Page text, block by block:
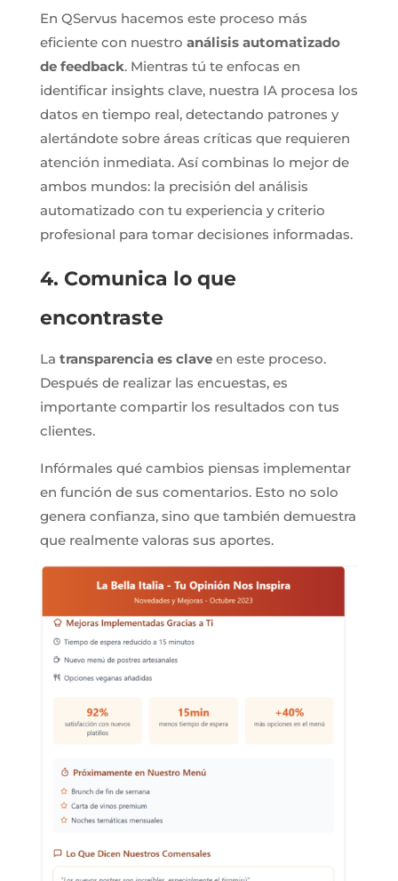
En QServus hacemos este proceso más
eficiente con nuestro análisis automatizado
de feedback. Mientras tú te enfocas en
identificar insights clave, nuestra IA procesa los
datos en tiempo real, detectando patrones y
alertándote sobre áreas críticas que requieren
atención inmediata. Así combinas lo mejor de
ambos mundos: la precisión del análisis
automatizado con tu experiencia y criterio
profesional para tomar decisiones informadas.
4. Comunica lo que
encontraste
La transparencia es claveen este proceso.
Después de realizar las encuestas, es
importante compartir los resultados con tus
clientes.
Infórmales qué cambios piensas implementar
en función de sus comentarios. Esto no solo
genera confianza, sino que también demuestra
que realmente valoras sus aportes.